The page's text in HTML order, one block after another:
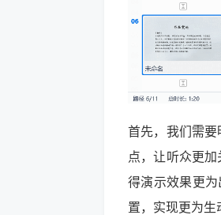
首先，我们需
点，让听众更
得演示效果更
置，实现更为生